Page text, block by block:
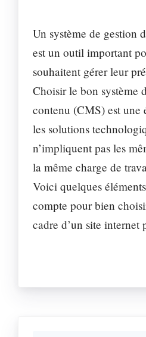
Un système de gestion
est un outil important
souhaitent gérer leur
Choisir le bon système
contenu (CMS) est une
les solutions
n’impliquent pas les
la même charge de
Voici quelques
compte pour bien
cadre d’un site internet